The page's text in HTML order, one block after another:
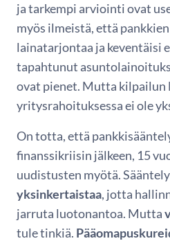
ja tarkempi arviointi ovat
myös ilmeistä, että
lainatarjontaa ja keventäisi
tapahtunut
ovat pienet. Mutta kilpailun
yritysrahoituksessa ei ole
On totta, että
finanssikriisin jälkeen, 15
uudistusten myötä.
yksinkertaistaa, jotta
jarruta luotonantoa. Mutta
tule tinkiä.